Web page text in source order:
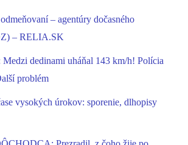
– agentúry dočasného
– RELIA.SK
dedinami uháňal 143 km/h! Polícia
problém
vysokých úrokov: sporenie, dlhopisy